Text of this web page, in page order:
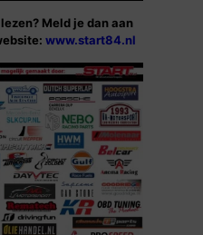
Meld je dan aan
www.start84.nl